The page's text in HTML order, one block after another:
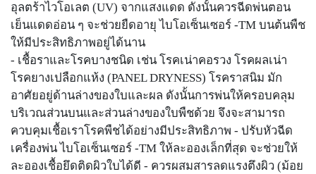
อุลตร้าไวโอเลต (UV) จากแสงแดด ดังนั้นควรฉีดพ่นตอน
เย็นแดดอ่อน ๆ จะช่วยยืดอายุ ไบโอเซ็นเซอร์ -TM บนต้นพืช
ให้มีประสิทธิภาพอยู่ได้นาน
- เชื้อราและโรคบางชนิด เช่น โรคเน่าคอรวง โรคผลเน่า
โรคยางเปลือกแห้ง (PANEL DRYNESS) โรคราสนิม มัก
อาศัยอยู่ด้านล่างของใบและผล ดังนั้นการพ่นให้ครอบคลุม
บริเวณส่วนบนและส่วนล่างของใบพืชด้วย จึงจะสามารถ
ควบคุมเชื้อเราโรคพืชได้อย่างมีประสิทธิภาพ - ปรับหัวฉีด
เครื่องพ่น ไบโอเซ็นเซอร์ -TM ให้ละอองเล็กที่สุด จะช่วยให้
ละอองเชื้อยึดติดผิวใบได้ดี - ควรผสมสารลดแรงตึงผิว (ม้อย